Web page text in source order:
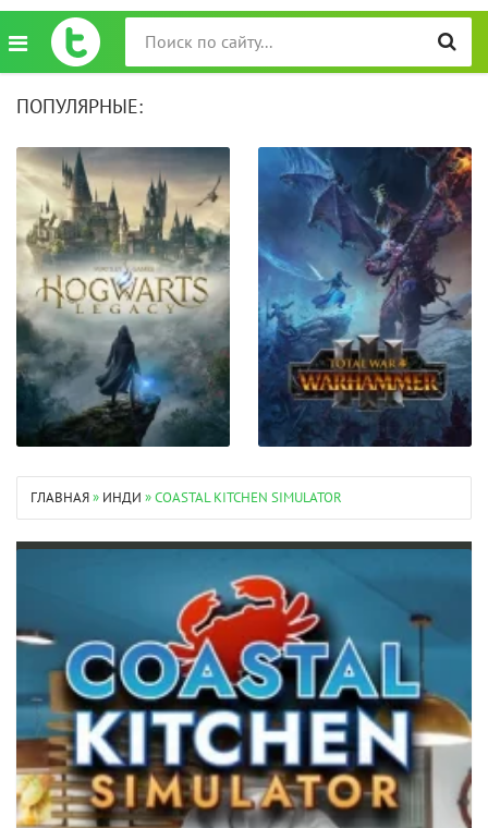
ПОПУЛЯРНЫЕ:
ГЛАВНАЯ» ИНДИ » COASTAL KITCHEN SIMULATOR